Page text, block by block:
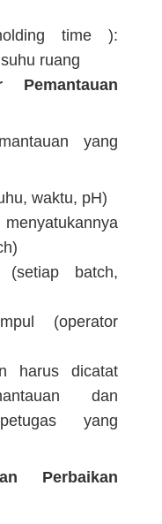
time ):
ruang
yang
waktu, pH)
(setiap batch,
(operator
harus dicatat
dan
yang
Perbaikan